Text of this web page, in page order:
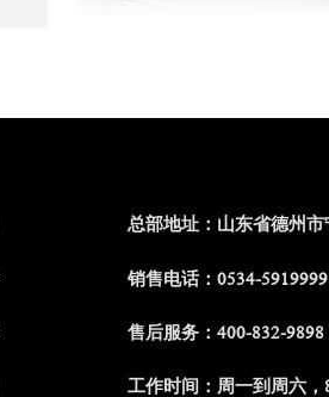
总部地址：山东省德州
销售电话：0534-5919999
售后服务：400-832-9898
工作时间：周一到周六